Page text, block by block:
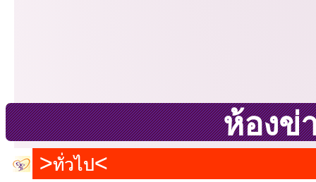
ห้องข่
ทั่วไป